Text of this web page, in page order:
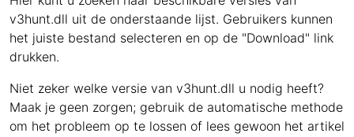
v3hunt.dll uit de onderstaande lijst. Gebruikers kunnen
het juiste bestand selecteren en op de "Download" link
drukken.
Niet zeker welke versie van v3hunt.dll u nodig heeft?
Maak je geen zorgen; gebruik de automatische methode
om het probleem op te lossen of lees gewoon het artikel